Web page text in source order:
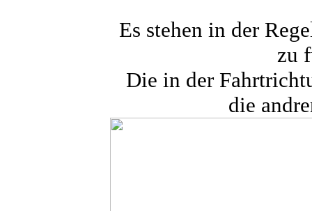
Es stehen in der
zu
Die in der
die